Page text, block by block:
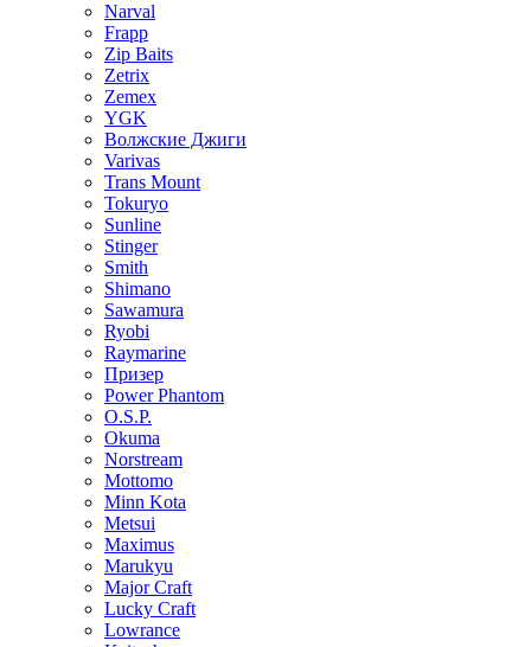
Narval
Frapp
Zip Baits
Zetrix
Zemex
YGK
Волжские Джиги
Varivas
Trans Mount
Tokuryo
Sunline
Stinger
Smith
Shimano
Sawamura
Ryobi
Raymarine
Призер
Power Phantom
O.S.P.
Okuma
Norstream
Mottomo
Minn Kota
Metsui
Maximus
Marukyu
Major Craft
Lucky Craft
Lowrance